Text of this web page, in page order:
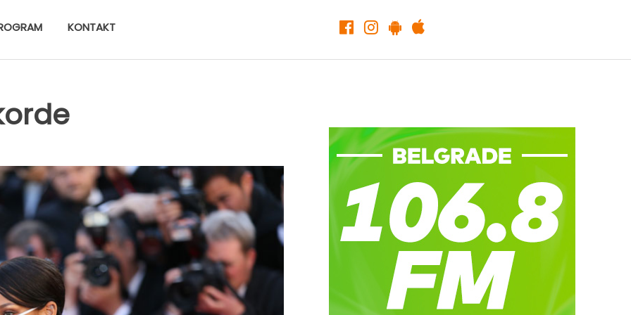
KONTAKT